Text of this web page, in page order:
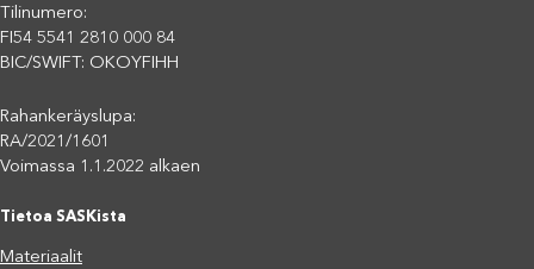
Tilinumero:
FI54 5541 2810 000 84
BIC/SWIFT: OKOYFIHH
Rahankeräyslupa:
RA/2021/1601
Voimassa 1.1.2022 alkaen
Tietoa SASKista
Materiaalit